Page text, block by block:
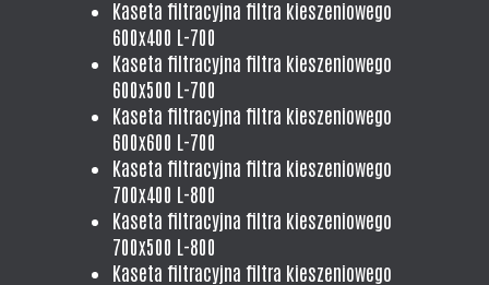
Kaseta filtracyjna filtra kieszeniowego
600x400 L-700
Kaseta filtracyjna filtra kieszeniowego
600x500 L-700
Kaseta filtracyjna filtra kieszeniowego
600x600 L-700
Kaseta filtracyjna filtra kieszeniowego
700x400 L-800
Kaseta filtracyjna filtra kieszeniowego
700x500 L-800
Kaseta filtracyjna filtra kieszeniowego